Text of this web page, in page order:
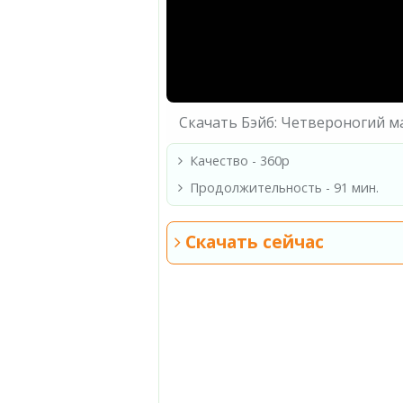
Скачать Бэйб: Четвероногий
Качество - 360p
Продолжительность - 91 мин.
Скачать сейчас